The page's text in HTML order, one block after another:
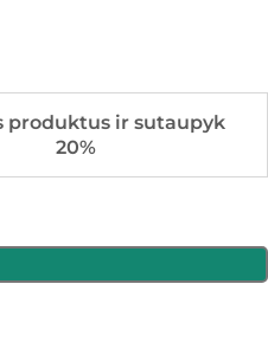
produktus ir sutaupyk
20%